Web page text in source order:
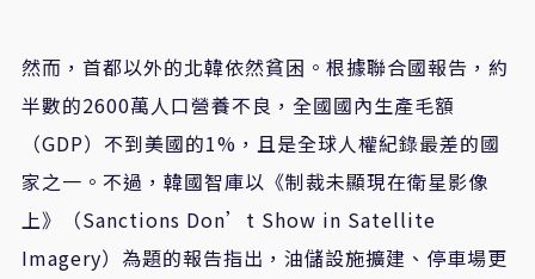
然而，首都以外的北韓依然貧困。根據聯合國報告，約
半數的2600萬人口營養不良，全國國內生產毛額
（GDP）不到美國的1%，且是全球人權紀錄最差的國
家之一。不過，韓國智庫以《制裁未顯現在衛星影像
上》（Sanctions Don’t Show in Satellite
Imagery）為題的報告指出，油儲設施擴建、停車場更